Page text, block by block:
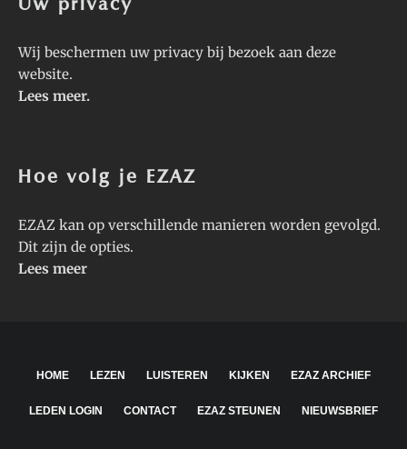
Wij beschermen uw privacy bij bezoek aan deze
website.
Lees meer.
Hoe volg je EZAZ
EZAZ kan op verschillende manieren worden gevolgd.
Dit zijn de opties.
Lees meer
HOME LEZEN LUISTEREN KIJKEN EZAZ ARCHIEF
LEDEN LOGIN CONTACT EZAZ STEUNEN NIEUWSBRIEF